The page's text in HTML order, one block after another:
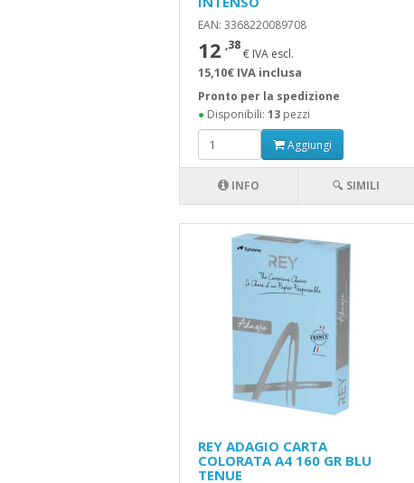
EAN: 3368220089708
12 ,38
€ IVA escl.
15,10€ IVA inclusa
Pronto per la spedizione
●Disponibili: 13pezzi
Aggiungi
INFO 🔍 SIMILI
REY ADAGIO CARTA
COLORATA A4 160 GR BLU
TENUE